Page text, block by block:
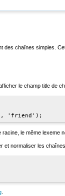
chaînes simples.
le champ title de
le même lexeme
et normaliser les